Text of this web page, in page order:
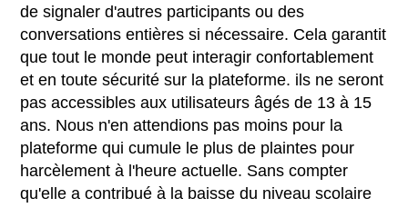
de signaler d'autres participants ou des
conversations entières si nécessaire. Cela garantit
que tout le monde peut interagir confortablement
et en toute sécurité sur la plateforme. ils ne seront
pas accessibles aux utilisateurs âgés de 13 à 15
ans. Nous n'en attendions pas moins pour la
plateforme qui cumule le plus de plaintes pour
harcèlement à l'heure actuelle. Sans compter
qu'elle a contribué à la baisse du niveau scolaire